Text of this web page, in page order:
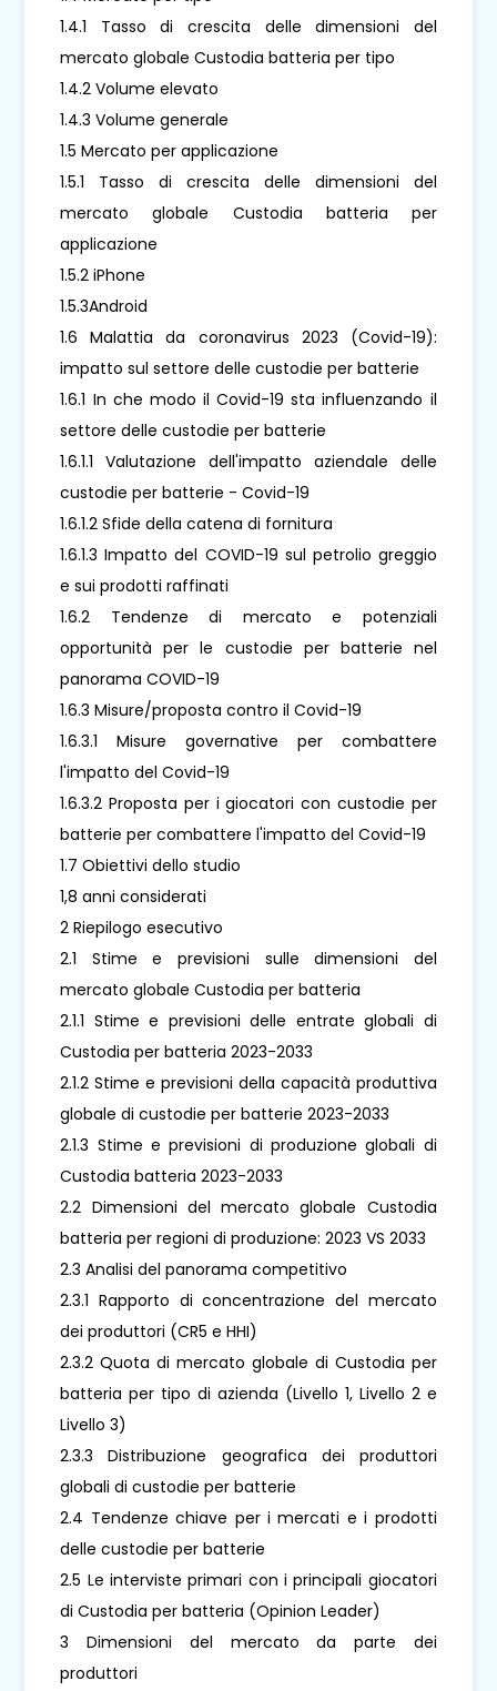
1.4.1 Tasso di crescita delle dimensioni del
mercato globale Custodia batteria per tipo
1.4.2 Volume elevato
1.4.3 Volume generale
1.5 Mercato per applicazione
1.5.1 Tasso di crescita delle dimensioni del
mercato globale Custodia batteria per
applicazione
1.5.2 iPhone
1.5.3Android
1.6 Malattia da coronavirus 2023 (Covid-19):
impatto sul settore delle custodie per batterie
1.6.1 In che modo il Covid-19 sta influenzando il
settore delle custodie per batterie
1.6.1.1 Valutazione dell'impatto aziendale delle
custodie per batterie - Covid-19
1.6.1.2 Sfide della catena di fornitura
1.6.1.3 Impatto del COVID-19 sul petrolio greggio
e sui prodotti raffinati
1.6.2 Tendenze di mercato e potenziali
opportunità per le custodie per batterie nel
panorama COVID-19
1.6.3 Misure/proposta contro il Covid-19
1.6.3.1 Misure governative per combattere
l'impatto del Covid-19
1.6.3.2 Proposta per i giocatori con custodie per
batterie per combattere l'impatto del Covid-19
1.7 Obiettivi dello studio
1,8 anni considerati
2 Riepilogo esecutivo
2.1 Stime e previsioni sulle dimensioni del
mercato globale Custodia per batteria
2.1.1 Stime e previsioni delle entrate globali di
Custodia per batteria 2023-2033
2.1.2 Stime e previsioni della capacità produttiva
globale di custodie per batterie 2023-2033
2.1.3 Stime e previsioni di produzione globali di
Custodia batteria 2023-2033
2.2 Dimensioni del mercato globale Custodia
batteria per regioni di produzione: 2023 VS 2033
2.3 Analisi del panorama competitivo
2.3.1 Rapporto di concentrazione del mercato
dei produttori (CR5 e HHI)
2.3.2 Quota di mercato globale di Custodia per
batteria per tipo di azienda (Livello 1, Livello 2 e
Livello 3)
2.3.3 Distribuzione geografica dei produttori
globali di custodie per batterie
2.4 Tendenze chiave per i mercati e i prodotti
delle custodie per batterie
2.5 Le interviste primari con i principali giocatori
di Custodia per batteria (Opinion Leader)
3 Dimensioni del mercato da parte dei
produttori